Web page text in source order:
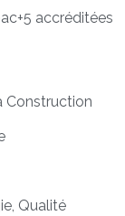
accréditées
Construction
Qualité